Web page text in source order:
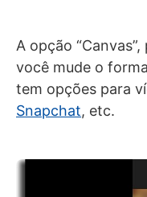
A opção
você mude o
tem opções para
Snapchat, etc.